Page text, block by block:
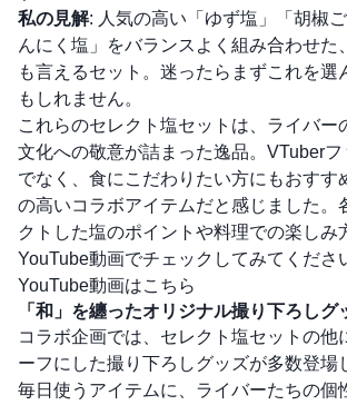
私の見解: 人気の高い「ゆず塩」「胡椒
んにく塩」をバランスよく組み合わせた
も言えるセット。迷ったらまずこれを選
もしれません。
これらのセレクト塩セットは、ライバー
文化への敬意が詰まった逸品。VTuber
でなく、食にこだわりたい方にもおすす
の高いコラボアイテムだと感じました。
クトした塩のポイントや料理での楽しみ
YouTube動画でチェックしてみてくださ
YouTube動画はこちら
「和」を纏ったオリジナル撮り下ろしグ
コラボ企画では、セレクト塩セットの他
ーフにした撮り下ろしグッズが多数登場
毎日使うアイテムに、ライバーたちの個